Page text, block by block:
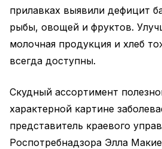
прилавках выявили дефицит
рыбы, овощей и фруктов.
молочная продукция и хлеб
всегда доступны.
Скудный ассортимент
характерной картине
представитель краевого
Роспотребнадзора Элла